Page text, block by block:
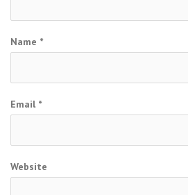
Name *
Email *
Website